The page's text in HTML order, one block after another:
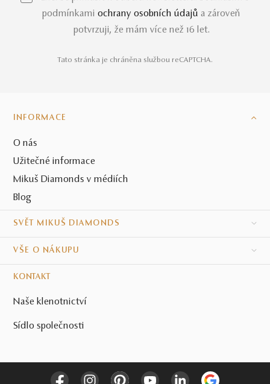
podmínkami ochrany osobních údajů a zároveň
potvrzuji, že mám více než 16 let.
Tato stránka je chráněna službou reCAPTCHA.
INFORMACE
O nás
Užitečné informace
Mikuš Diamonds v médiích
Blog
SVĚT MIKUŠ DIAMONDS
VŠE O NÁKUPU
KONTAKT
Naše klenotnictví
Sídlo společnosti